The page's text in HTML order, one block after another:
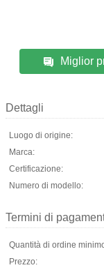
Miglior
Dettagli
Luogo di origine:
Marca:
Certificazione:
Numero di modello:
Termini di
Quantità di ordine
Prezzo: